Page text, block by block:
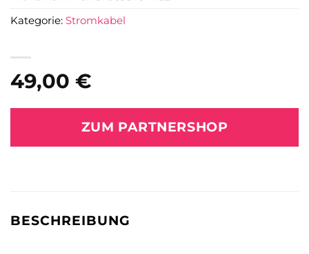
49,00 €
ZUM PARTNERSHOP
Kategorie: Stromkabel
BESCHREIBUNG